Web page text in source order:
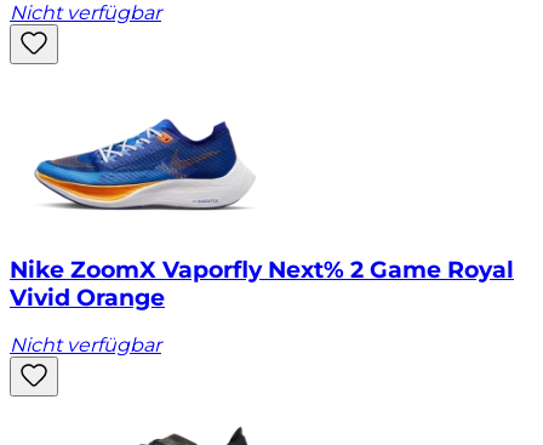
Nicht verfügbar
Nike ZoomX Vaporfly Next% 2 Game Royal
Vivid Orange
Nicht verfügbar